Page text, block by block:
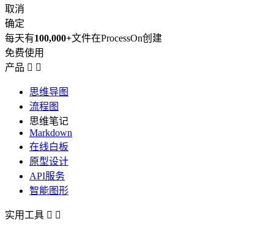
取消
确定
每天有100,000+文件在ProcessOn创建
免费使用
产品  
思维导图
流程图
思维笔记
Markdown
在线白板
原型设计
API服务
智能图形
实用工具  